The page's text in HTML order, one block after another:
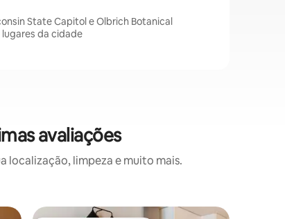
State Capitol e Olbrich Botanical
da cidade
avaliações
localização, limpeza e muito mais.